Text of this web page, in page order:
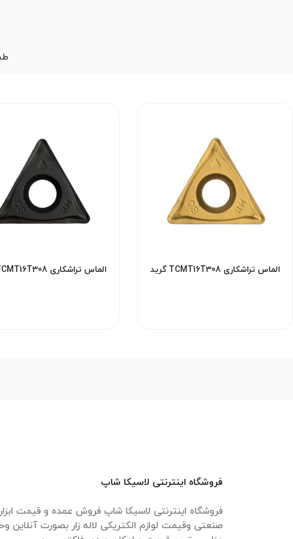
الماس تراشکاری TCMT16T308 گرید
فروشگاه اینترنتی لاسیکا شاپ
فروشگاه اینترنتی لاسیکا شاپ فروش عمده و قیمت
صنعتی وقیمت لوازم الکتریکی لاله زار بصورت آنلاین